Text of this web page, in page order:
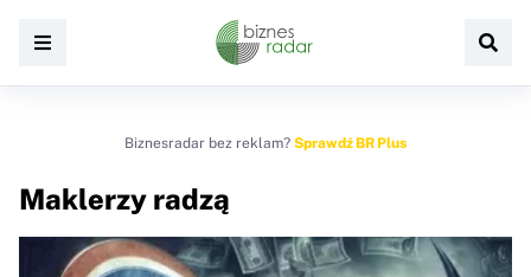
Biznesradar bez reklam? Sprawdź BR Plus
Maklerzy radzą